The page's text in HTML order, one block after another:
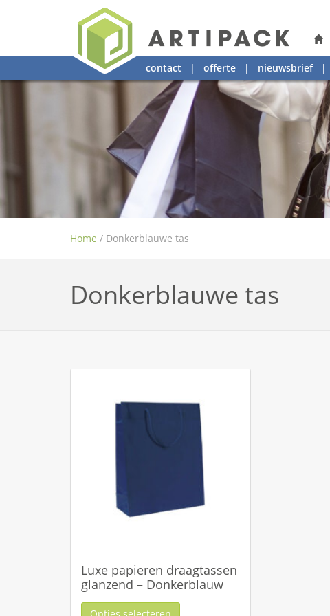
contact | offerte | nieuwsbrief|
Home / Donkerblauwe tas
Donkerblauwe tas
Luxe papieren draagtassen
glanzend – Donkerblauw
Opties selecteren